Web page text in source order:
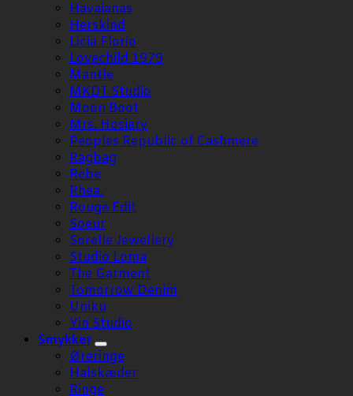
Havaianas
Herskind
Licia Florio
Lovechild 1979
Mantle
MKDT Studio
Moon Boot
Mrs. Hosiery
Peoples Republic of Cashmere
Ragbag
Rebe
Rhea.
Rouge Edit
Soeur
Sorelle Jewellery
Studio Loma
The Garment
Tomorrow Denim
Uniku
Yin Studio
Smykker
Øreringe
Halskæder
Ringe